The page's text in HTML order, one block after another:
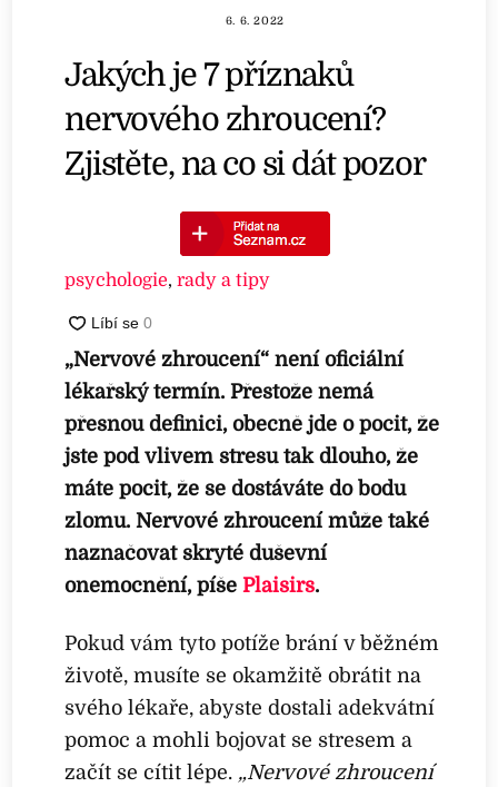
6. 6. 2022
Jakých je 7 příznaků
nervového zhroucení?
Zjistěte, na co si dát pozor
psychologie,rady a tipy
„Nervové zhroucení“ není oficiální
lékařský termín. Přestože nemá
přesnou definici, obecně jde o pocit, že
jste pod vlivem stresu tak dlouho, že
máte pocit, že se dostáváte do bodu
zlomu. Nervové zhroucení může také
naznačovat skryté duševní
onemocnění, píšePlaisirs.
Pokud vám tyto potíže brání v běžném
životě, musíte se okamžitě obrátit na
svého lékaře, abyste dostali adekvátní
pomoc a mohli bojovat se stresem a
začít se cítit lépe. „Nervové zhroucení